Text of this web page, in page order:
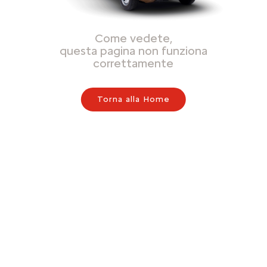
Come vedete,
questa pagina non funziona
correttamente
Torna alla Home